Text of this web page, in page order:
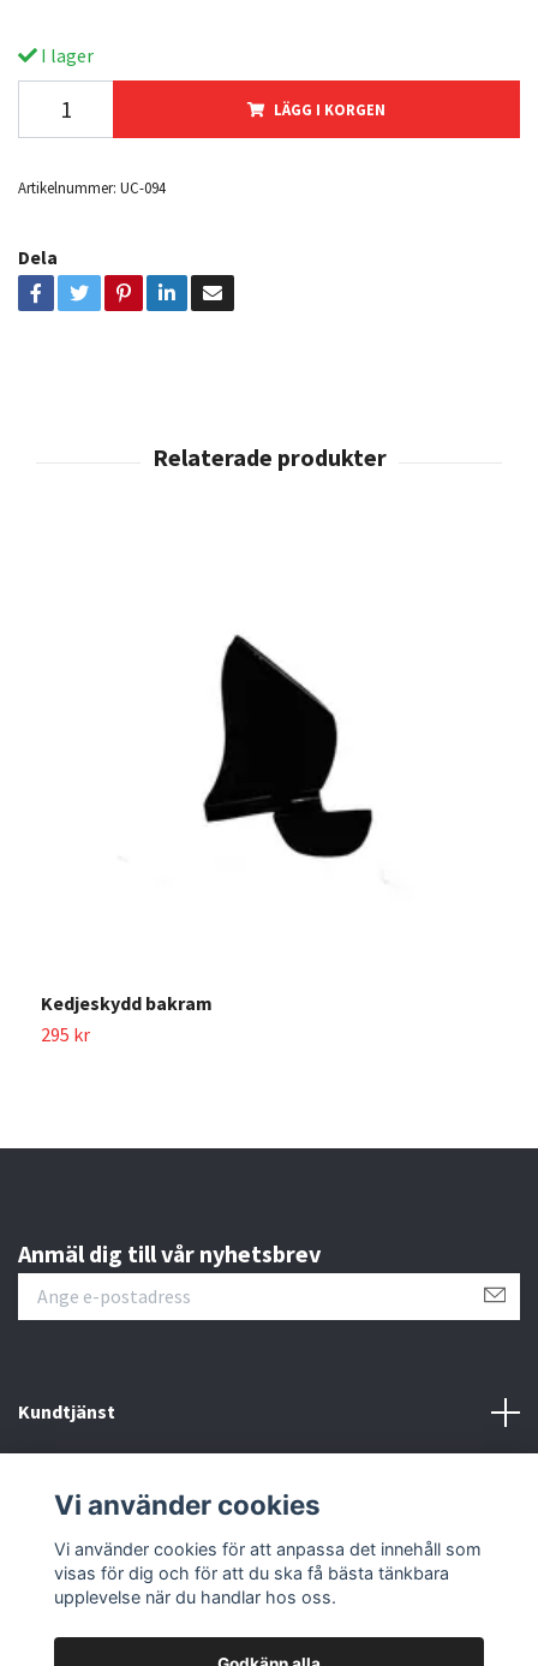
I lager
LÄGG I KORGEN
Artikelnummer: UC-094
Dela
Kedjeskydd bakram
295 kr
Anmäl dig till vår nyhetsbrev
Kundtjänst
Sociala medier
Vi använder cookies
Vi använder cookies för att anpassa det innehåll som
visas för dig och för att du ska få bästa tänkbara
upplevelse när du handlar hos oss.